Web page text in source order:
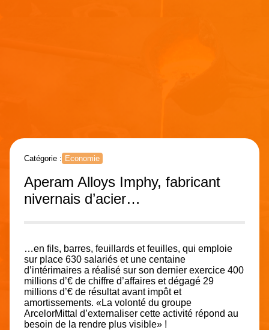
Catégorie : Economie
Aperam Alloys Imphy, fabricant
nivernais d’acier…
…en fils, barres, feuillards et feuilles, qui emploie
sur place 630 salariés et une centaine
d’intérimaires a réalisé sur son dernier exercice 400
millions d’€ de chiffre d’affaires et dégagé 29
millions d’€ de résultat avant impôt et
amortissements. «La volonté du groupe
ArcelorMittal d’externaliser cette activité répond au
besoin de la rendre plus visible» !